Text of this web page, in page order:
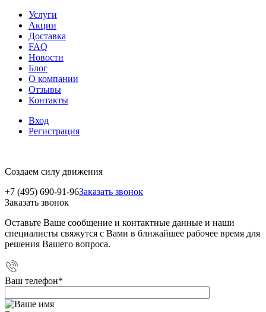
Услуги
Акции
Доставка
FAQ
Новости
Блог
О компании
Отзывы
Контакты
Вход
Регистрация
Создаем силу движения
+7 (495) 690-91-96Заказать звонок
Заказать звонок
Оставьте Ваше сообщение и контактные данные и наши
специалисты свяжутся с Вами в ближайшее рабочее время для
решения Вашего вопроса.
Ваш телефон*